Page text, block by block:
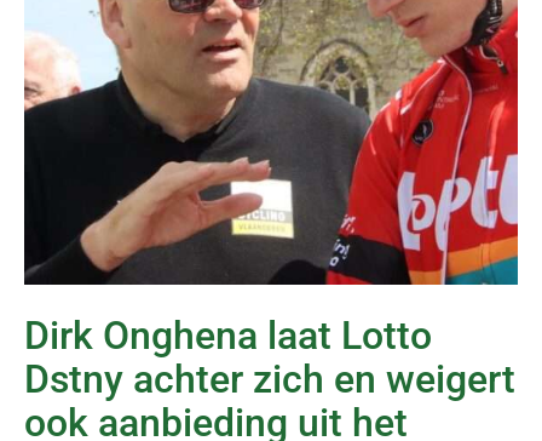
Dirk Onghena laat Lotto
Dstny achter zich en weigert
ook aanbieding uit het